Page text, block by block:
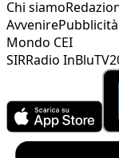
Chi siamo
AvvenirePubblicità
Mondo CEI
SIRRadio InBlu